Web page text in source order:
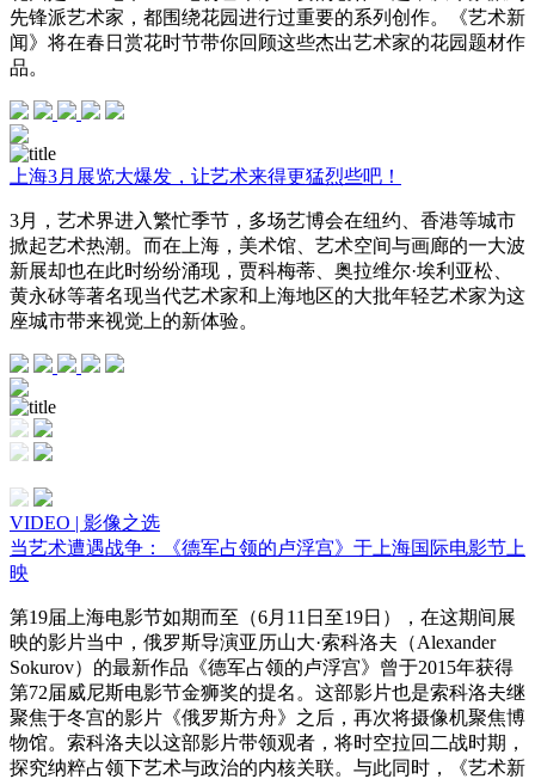
先锋派艺术家，都围绕花园进行过重要的系列创作。《艺术新
闻》将在春日赏花时节带你回顾这些杰出艺术家的花园题材作
品。
上海3月展览大爆发，让艺术来得更猛烈些吧！
3月，艺术界进入繁忙季节，多场艺博会在纽约、香港等城市
掀起艺术热潮。而在上海，美术馆、艺术空间与画廊的一大波
新展却也在此时纷纷涌现，贾科梅蒂、奥拉维尔·埃利亚松、
黄永砅等著名现当代艺术家和上海地区的大批年轻艺术家为这
座城市带来视觉上的新体验。
VIDEO | 影像之选
当艺术遭遇战争：《德军占领的卢浮宫》于上海国际电影节上
映
第19届上海电影节如期而至（6月11日至19日），在这期间展
映的影片当中，俄罗斯导演亚历山大·索科洛夫（Alexander
Sokurov）的最新作品《德军占领的卢浮宫》曾于2015年获得
第72届威尼斯电影节金狮奖的提名。这部影片也是索科洛夫继
聚焦于冬宫的影片《俄罗斯方舟》之后，再次将摄像机聚焦博
物馆。索科洛夫以这部影片带领观者，将时空拉回二战时期，
探究纳粹占领下艺术与政治的内核关联。与此同时，《艺术新